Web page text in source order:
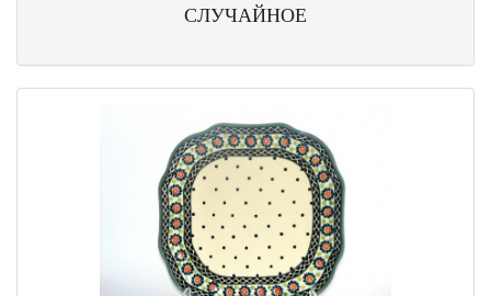
СЛУЧАЙНОЕ